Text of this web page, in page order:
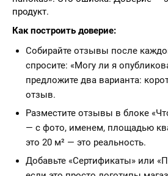
продукт.
Как построить доверие:
Собирайте отзывы после
спросите: «Могу ли я
предложите два варианта:
отзыв.
Разместите отзывы в блоке
— с фото, именем, площадью
это 20 м² — это реальность.
Добавьте «Сертификаты» или